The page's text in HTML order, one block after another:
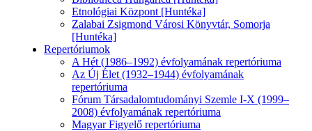
Etnológiai Központ [Huntéka]
Zalabai Zsigmond Városi Könyvtár, Somorja
[Huntéka]
Repertóriumok
A Hét (1986–1992) évfolyamának repertóriuma
Az Új Élet (1932–1944) évfolyamának
repertóriuma
Fórum Társadalomtudományi Szemle I-X (1999–
2008) évfolyamának repertóriuma
Magyar Figyelő repertóriuma